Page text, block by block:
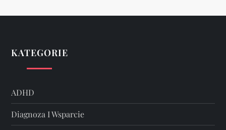
KATEGORIE
ADHD
Diagnoza I Wsparcie